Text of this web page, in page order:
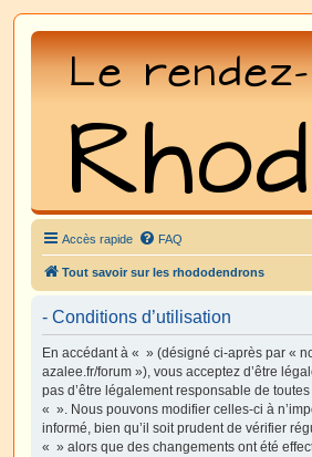
Accès rapide FAQ
Tout savoir sur les rhododendrons
- Conditions d’utilisation
En accédant à « » (désigné ci-après par «
azalee.fr/forum »), vous acceptez d’être
pas d’être légalement responsable de
« ». Nous pouvons modifier celles-ci à
informé, bien qu’il soit prudent de vérifier
« » alors que des changements ont été